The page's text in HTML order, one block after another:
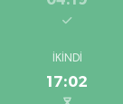
İKINDI
17:02